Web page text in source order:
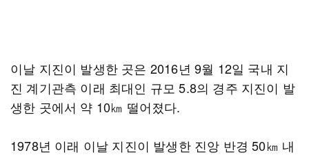
이날 지진이 발생한 곳은 2016년 9월 12일 국내 지
진 계기관측 이래 최대인 규모 5.8의 경주 지진이 발
생한 곳에서 약 10㎞ 떨어졌다.
1978년 이래 이날 지진이 발생한 진앙 반경 50㎞ 내